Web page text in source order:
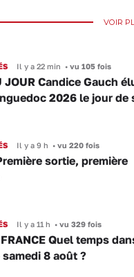
VOIR
Il y a 22 min •vu 105 fois
JOUR Candice Gauch
2026 le jour de
Il y a 9 h •vu 220 fois
sortie, première
Il y a 11 h •vu 329 fois
FRANCE Quel temps
samedi 8 août ?